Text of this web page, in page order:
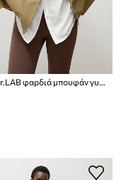
Answear.LAB φαρδιά μπουφάν γυναικεία από συνθετικό δέρμα